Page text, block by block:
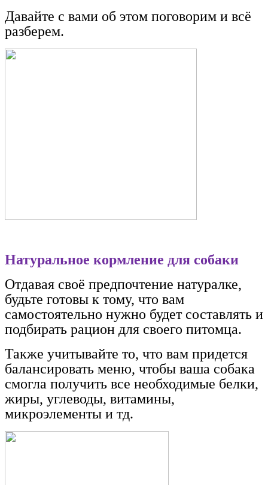
Давайте с вами об этом поговорим и всё
разберем.
Натуральное кормление для собаки
Отдавая своё предпочтение натуралке,
будьте готовы к тому, что вам
самостоятельно нужно будет составлять и
подбирать рацион для своего питомца.
Также учитывайте то, что вам придется
балансировать меню, чтобы ваша собака
смогла получить все необходимые белки,
жиры, углеводы, витамины,
микроэлементы и тд.